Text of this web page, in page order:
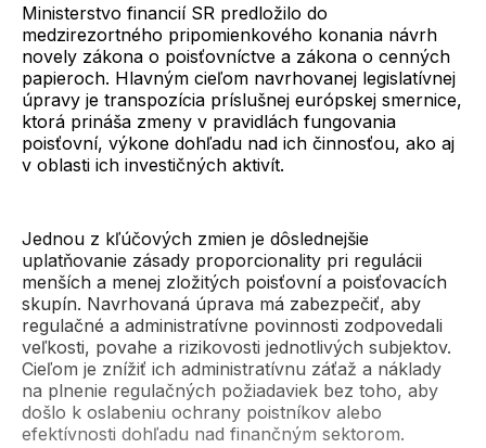
Ministerstvo financií SR predložilo do
medzirezortného pripomienkového konania návrh
novely zákona o poisťovníctve a zákona o cenných
papieroch. Hlavným cieľom navrhovanej legislatívnej
úpravy je transpozícia príslušnej európskej smernice,
ktorá prináša zmeny v pravidlách fungovania
poisťovní, výkone dohľadu nad ich činnosťou, ako aj
v oblasti ich investičných aktivít.
Jednou z kľúčových zmien je dôslednejšie
uplatňovanie zásady proporcionality pri regulácii
menších a menej zložitých poisťovní a poisťovacích
skupín. Navrhovaná úprava má zabezpečiť, aby
regulačné a administratívne povinnosti zodpovedali
veľkosti, povahe a rizikovosti jednotlivých subjektov.
Cieľom je znížiť ich administratívnu záťaž a náklady
na plnenie regulačných požiadaviek bez toho, aby
došlo k oslabeniu ochrany poistníkov alebo
efektívnosti dohľadu nad finančným sektorom.